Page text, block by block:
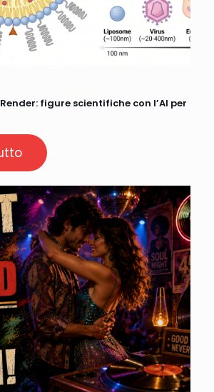
figure scientifiche con l’AI per